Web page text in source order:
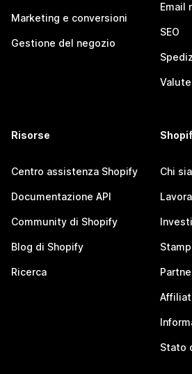
Marketing e conversioni
Gestione del negozio
Email
SEO
Risorse
Centro assistenza Shopify
Documentazione API
Community di Shopify
Blog di Shopify
Ricerca
Chi
Stato